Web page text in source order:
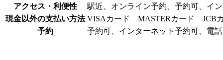
アクセス・利便性
駅近、オンライン予約、予約可、イ
現金以外の支払い方法 VISAカード MASTERカード JCB
予約
予約可、インターネット予約可、電